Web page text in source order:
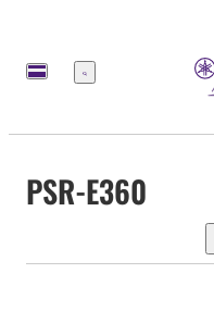
Menú
PSR-E360